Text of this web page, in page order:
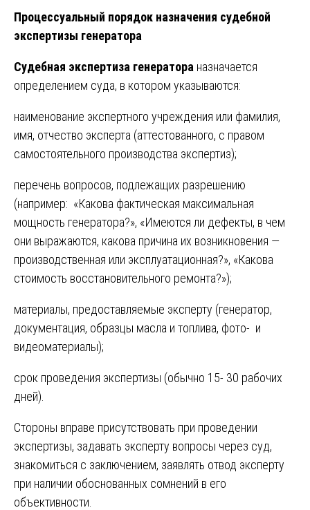
Процессуальный порядок назначения судебной
экспертизы генератора
Судебная экспертиза генератора назначается
определением суда, в котором указываются:
наименование экспертного учреждения или фамилия,
имя, отчество эксперта (аттестованного, с правом
самостоятельного производства экспертиз);
перечень вопросов, подлежащих разрешению
(например: «Какова фактическая максимальная
мощность генератора?», «Имеются ли дефекты, в чем
они выражаются, какова причина их возникновения —
производственная или эксплуатационная?», «Какова
стоимость восстановительного ремонта?»);
материалы, предоставляемые эксперту (генератор,
документация, образцы масла и топлива, фото- и
видеоматериалы);
срок проведения экспертизы (обычно 15- 30 рабочих
дней).
Стороны вправе присутствовать при проведении
экспертизы, задавать эксперту вопросы через суд,
знакомиться с заключением, заявлять отвод эксперту
при наличии обоснованных сомнений в его
объективности.